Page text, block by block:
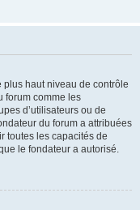
plus haut niveau de contrôle
forum comme les
d’utilisateurs ou de
du forum a attribuées
toutes les capacités de
le fondateur a autorisé.